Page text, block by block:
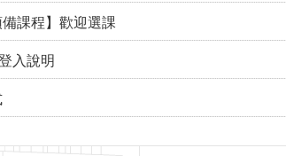
備課程】歡迎選課
入說明